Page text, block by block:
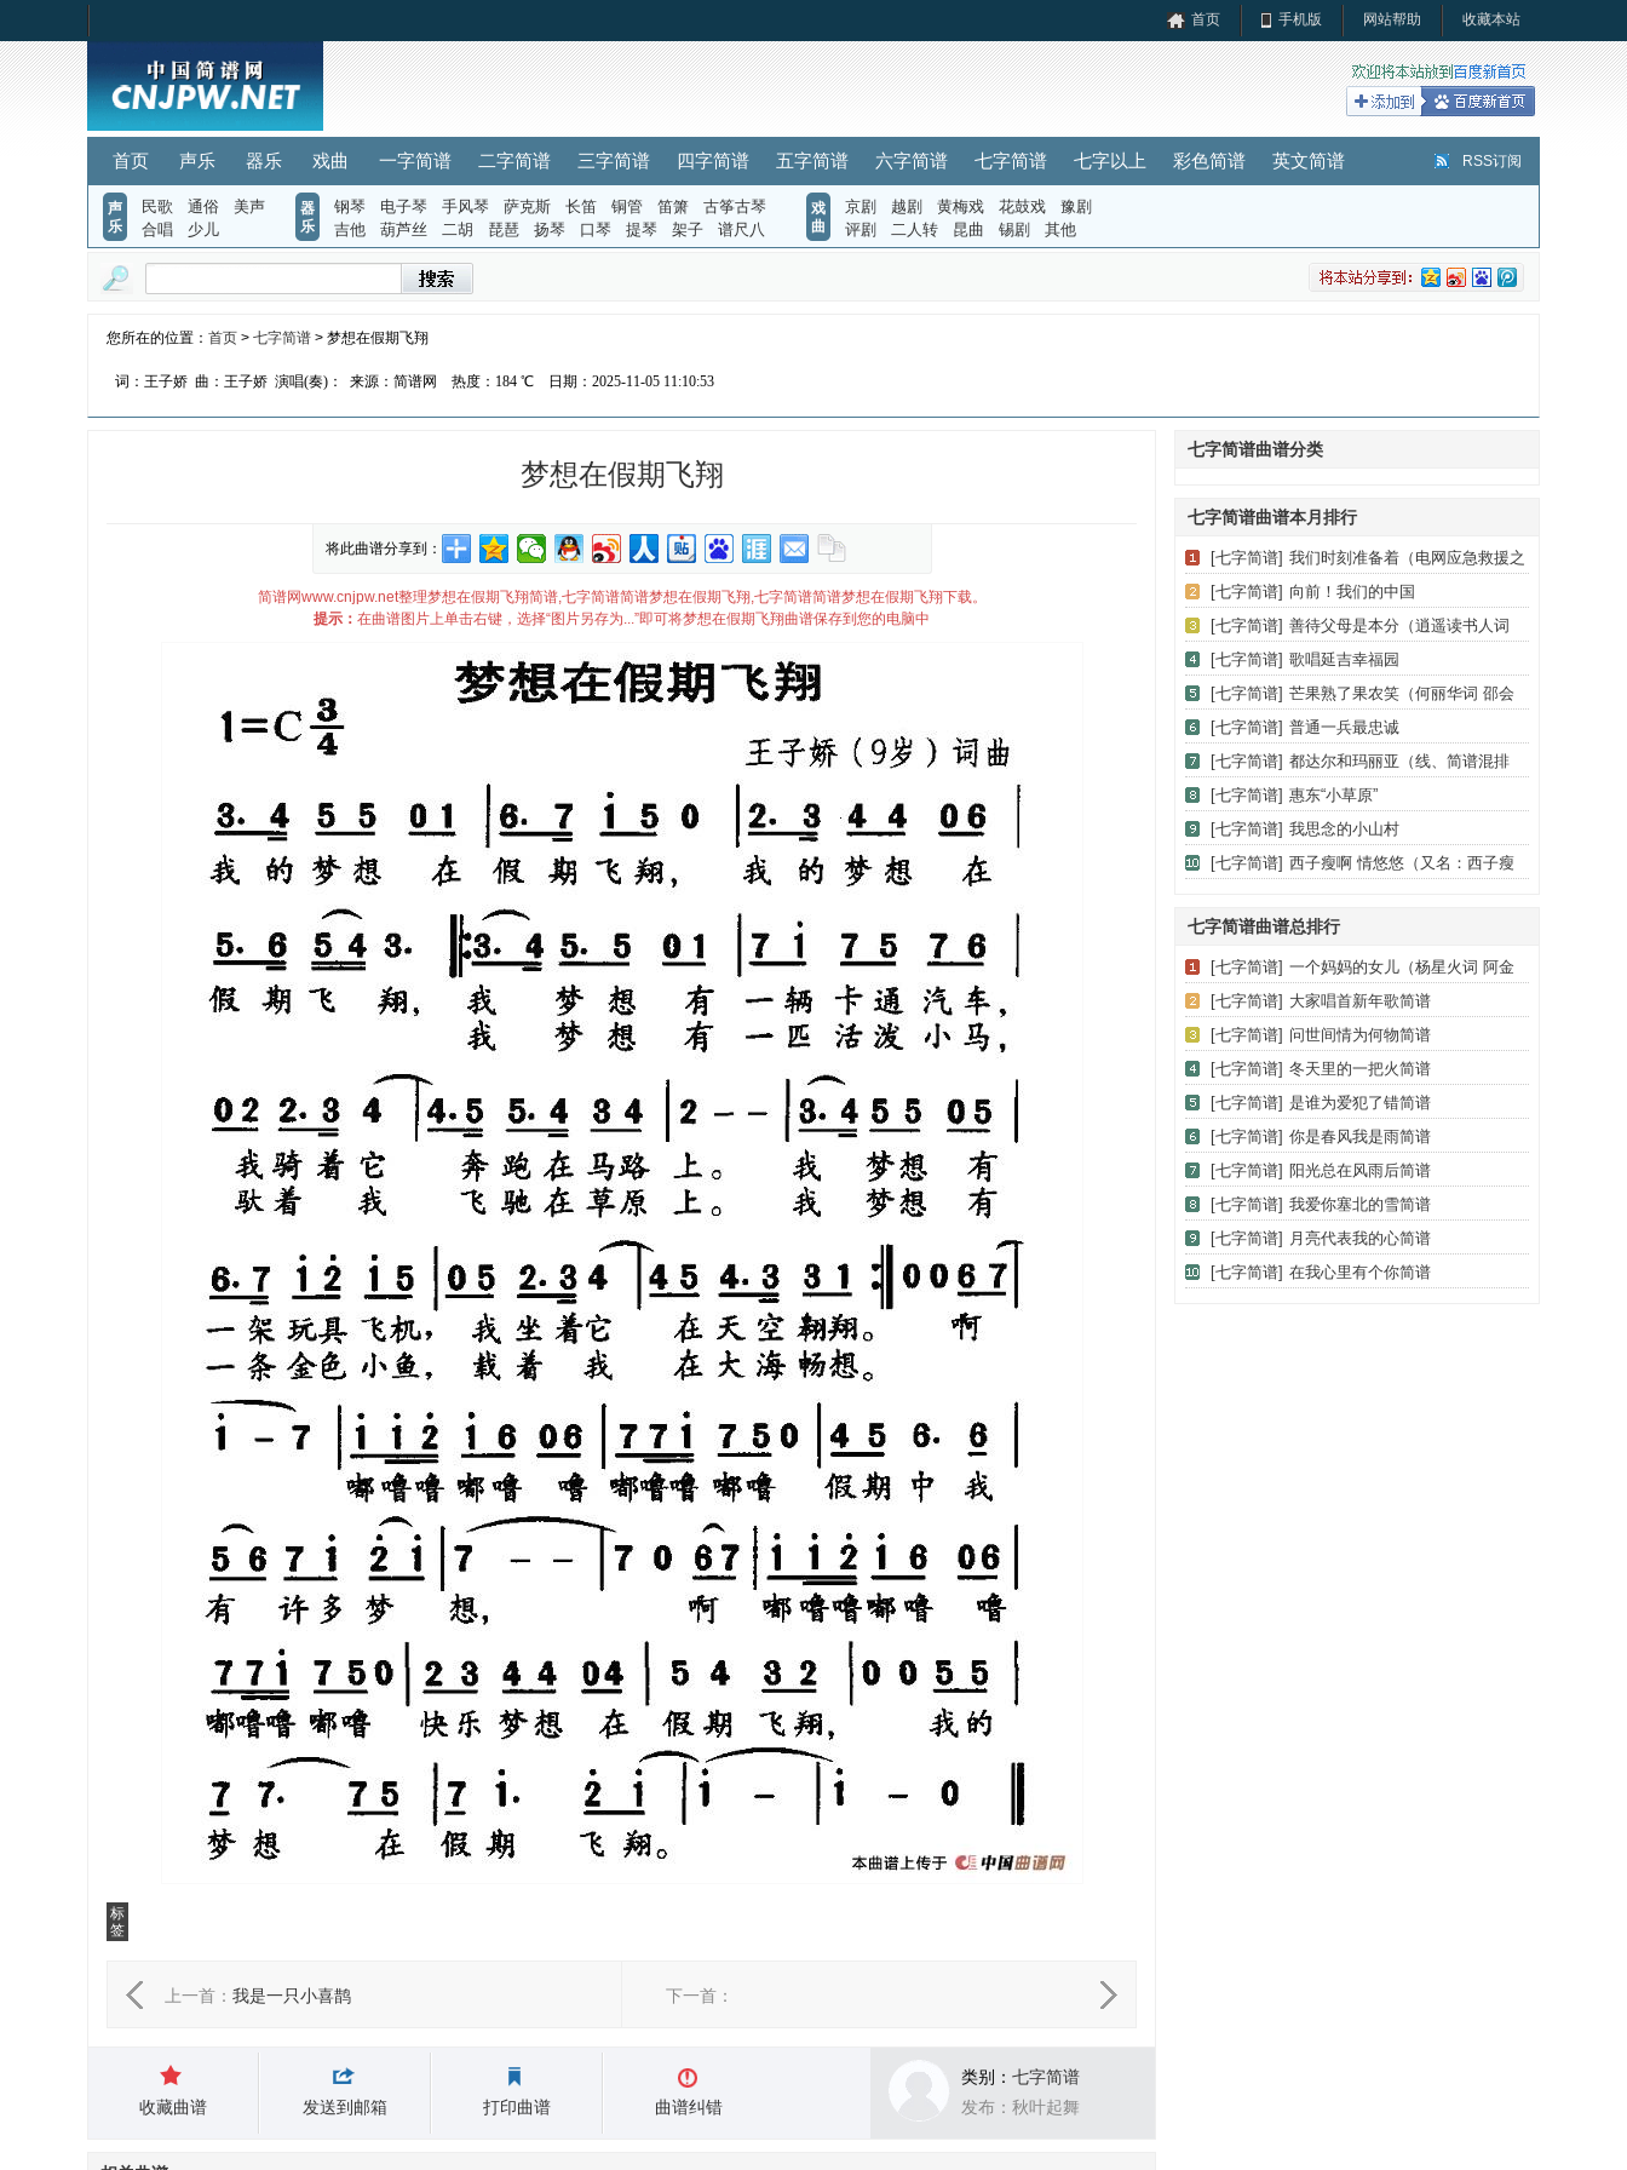
首页 手机版 网站帮助 收藏本站
首页 声乐 器乐 戏曲 一字简谱 二字简谱 三字简谱 四字简谱 五字简谱 六字简谱 七字简谱 七字以上 彩色简谱 英文简谱 RSS订阅
声
乐
民歌 通俗
美声
合唱
少儿
器
乐
钢琴 电子琴 手风琴 萨克斯 长笛 铜管 笛箫
古筝古琴
吉他
葫芦丝 二胡 琵琶 扬琴 口琴 提琴 架子 谱尺八
戏
曲
京剧 越剧 黄梅戏 花鼓戏
豫剧
评剧
二人转 昆曲 锡剧 其他
您所在的位置： 首页 > 七字简谱 > 梦想在假期飞翔
词：王子娇 曲：王子娇 演唱(奏)： 来源：简谱网 热度： 184 ℃ 日期：2025-11-05 11:10:53
梦想在假期飞翔
将此曲谱分享到：
简谱网www.cnjpw.net整理梦想在假期飞翔简谱,七字简谱简谱梦想在假期飞翔,七字简谱简谱梦想在假期飞翔下载。
提示： 在曲谱图片上单击右键，选择“图片另存为...”即可将梦想在假期飞翔曲谱保存到您的电脑中
标
签
上一首： 我是一只小喜鹊 下一首：
收藏曲谱 发送到邮箱 打印曲谱 曲谱纠错
类别： 七字简谱
发布：秋叶起舞
七字简谱曲谱分类
七字简谱曲谱本月排行
[七字简谱] 我们时刻准备着（电网应急救援之
歌）
[七字简谱] 向前！我们的中国
[七字简谱] 善待父母是本分（逍遥读书人词
友帆曲）
[七字简谱] 歌唱延吉幸福园
[七字简谱] 芒果熟了果农笑（何丽华词 邵会
申曲）
[七字简谱] 普通一兵最忠诚
[七字简谱] 都达尔和玛丽亚（线、简谱混排
版）
[七字简谱] 惠东“小草原”
[七字简谱] 我思念的小山村
[七字简谱] 西子瘦啊 情悠悠（又名：西子瘦
七字简谱曲谱总排行
[七字简谱] 一个妈妈的女儿（杨星火词 阿金
曲）
[七字简谱] 大家唱首新年歌简谱
[七字简谱] 问世间情为何物简谱
[七字简谱] 冬天里的一把火简谱
[七字简谱] 是谁为爱犯了错简谱
[七字简谱] 你是春风我是雨简谱
[七字简谱] 阳光总在风雨后简谱
[七字简谱] 我爱你塞北的雪简谱
[七字简谱] 月亮代表我的心简谱
[七字简谱] 在我心里有个你简谱